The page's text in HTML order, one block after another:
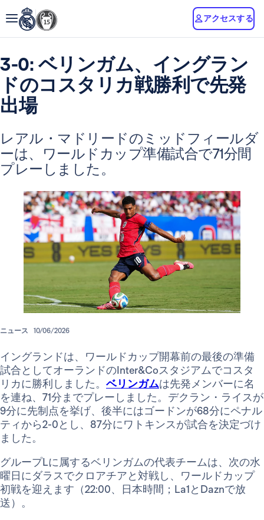
アクセスする
3-0: ベリンガム、イングラン
ドのコスタリカ戦勝利で先発
出場
レアル・マドリードのミッドフィールダ
ーは、ワールドカップ準備試合で71分間
プレーしました。
ニュース 10/06/2026
イングランドは、ワールドカップ開幕前の最後の準備
試合としてオーランドのInter&Coスタジアムでコスタ
リカに勝利しました。 ベリンガムは先発メンバーに名
を連ね、71分までプレーしました。デクラン・ライスが
9分に先制点を挙げ、後半にはゴードンが68分にペナル
ティから2-0とし、87分にワトキンスが試合を決定づけ
ました。
グループLに属するベリンガムの代表チームは、次の水
曜日にダラスでクロアチアと対戦し、ワールドカップ
初戦を迎えます（22:00、日本時間；La1とDaznで放
送）。